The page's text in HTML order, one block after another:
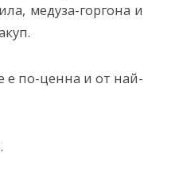
медуза-горгона и
е по-ценна и от най-